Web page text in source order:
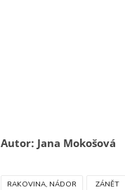
Autor: Jana Mokošová
RAKOVINA, NÁDOR ZÁNĚT